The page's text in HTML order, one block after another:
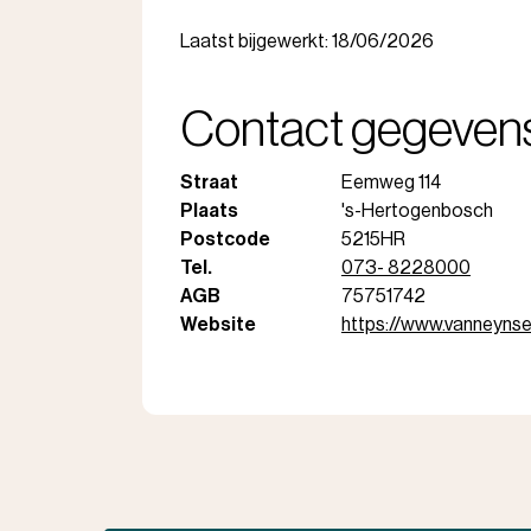
Laatst bijgewerkt: 18/06/2026
Contact
Straat
Eemweg 114
Plaats
's-Hertogenbosch
Postcode
5215HR
Tel.
073- 8228000
AGB
75751742
Website
https://